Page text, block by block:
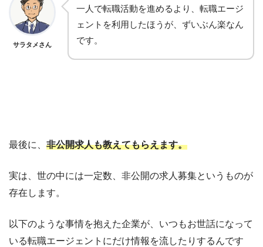
サラタメさん
一人で転職活動を進めるより、転職エージ
ェントを利用したほうが、ずいぶん楽なん
です。
最後に、 非公開求人も教えてもらえます。
実は、世の中には一定数、非公開の求人募集というものが
存在します。
以下のような事情を抱えた企業が
いつもお世話になって
いる転職エージェントにだけ情報を流したりするんです